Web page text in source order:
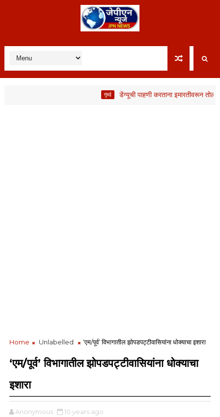
डेंग्यूची पाहणी करताना इमारतीवरून तोल
Home Unlabelled ‘एम/पूर्व’ विभागातील झोपडपट्टीवासियांना धोक्याचा इशारा
‘एम/पूर्व’ विभागातील झोपडपट्टीवासियांना धोक्याचा
इशारा
Anonymous 10 years ago